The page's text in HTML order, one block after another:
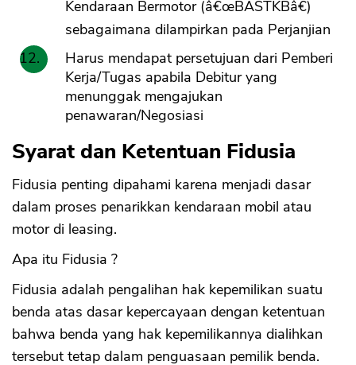
Kendaraan Bermotor (â€œBASTKBâ€)
sebagaimana dilampirkan pada Perjanjian
Harus mendapat persetujuan dari Pemberi
Kerja/Tugas apabila Debitur yang
menunggak mengajukan
penawaran/Negosiasi
Syarat dan Ketentuan Fidusia
Fidusia penting dipahami karena menjadi dasar
dalam proses penarikkan kendaraan mobil atau
motor di leasing.
Apa itu Fidusia ?
Fidusia adalah pengalihan hak kepemilikan suatu
benda atas dasar kepercayaan dengan ketentuan
bahwa benda yang hak kepemilikannya dialihkan
tersebut tetap dalam penguasaan pemilik benda.